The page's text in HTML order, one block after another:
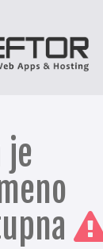
je